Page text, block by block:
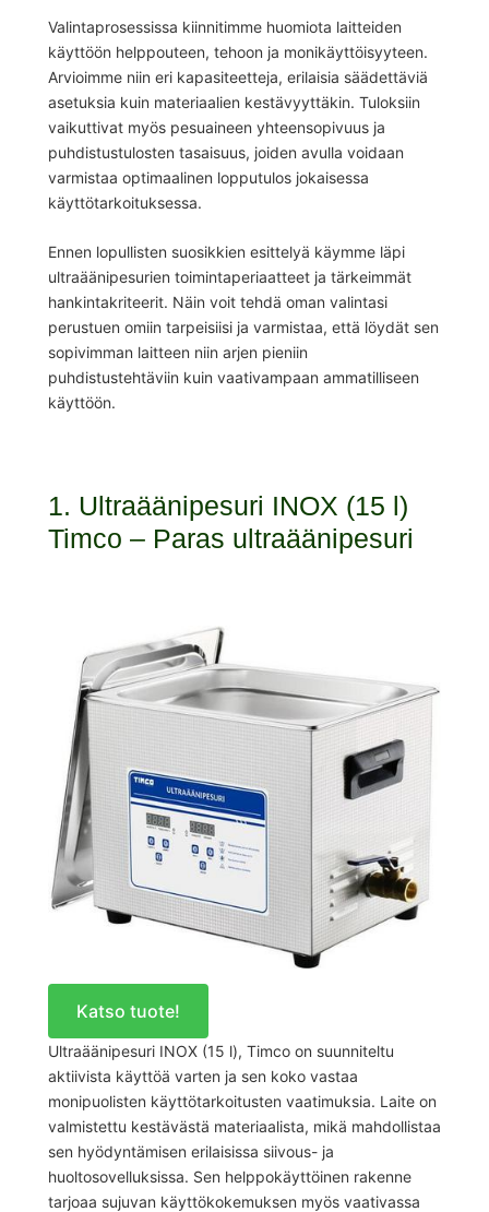
Valintaprosessissa kiinnitimme huomiota laitteiden
käyttöön helppouteen, tehoon ja monikäyttöisyyteen.
Arvioimme niin eri kapasiteetteja, erilaisia säädettäviä
asetuksia kuin materiaalien kestävyyttäkin. Tuloksiin
vaikuttivat myös pesuaineen yhteensopivuus ja
puhdistustulosten tasaisuus, joiden avulla voidaan
varmistaa optimaalinen lopputulos jokaisessa
käyttötarkoituksessa.
Ennen lopullisten suosikkien esittelyä käymme läpi
ultraäänipesurien toimintaperiaatteet ja tärkeimmät
hankintakriteerit. Näin voit tehdä oman valintasi
perustuen omiin tarpeisiisi ja varmistaa, että löydät sen
sopivimman laitteen niin arjen pieniin
puhdistustehtäviin kuin vaativampaan ammatilliseen
käyttöön.
1. Ultraäänipesuri INOX (15 l)
Timco – Paras ultraäänipesuri
Katso tuote!
Ultraäänipesuri INOX (15 l), Timco on suunniteltu
aktiivista käyttöä varten ja sen koko vastaa
monipuolisten käyttötarkoitusten vaatimuksia. Laite on
valmistettu kestävästä materiaalista, mikä mahdollistaa
sen hyödyntämisen erilaisissa siivous- ja
huoltosovelluksissa. Sen helppokäyttöinen rakenne
tarjoaa sujuvan käyttökokemuksen myös vaativassa